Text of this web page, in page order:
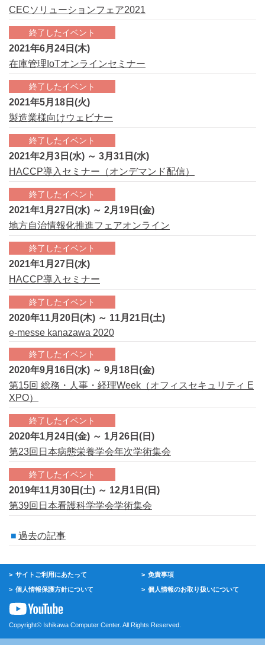
CECソリューションフェア2021
終了したイベント
2021年6月24日(木)
在庫管理IoTオンラインセミナー
終了したイベント
2021年5月18日(火)
製造業様向けウェビナー
終了したイベント
2021年2月3日(水) ～ 3月31日(水)
HACCP導入セミナー（オンデマンド配信）
終了したイベント
2021年1月27日(水) ～ 2月19日(金)
地方自治情報化推進フェアオンライン
終了したイベント
2021年1月27日(水)
HACCP導入セミナー
終了したイベント
2020年11月20日(木) ～ 11月21日(土)
e-messe kanazawa 2020
終了したイベント
2020年9月16日(水) ～ 9月18日(金)
第15回 総務・人事・経理Week（オフィスセキュリティ E
XPO）
終了したイベント
2020年1月24日(金) ～ 1月26日(日)
第23回日本病態栄養学会年次学術集会
終了したイベント
2019年11月30日(土) ～ 12月1日(日)
第39回日本看護科学学会学術集会
過去の記事
サイトご利用にあたって 免責事項
個人情報保護方針について 個人情報のお取り扱いについて
Copyright© Ishikawa Computer Center. All Rights Reserved.